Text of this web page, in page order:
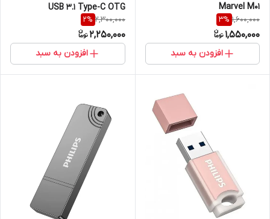
Marvel M01
1,600,000
3%
1,550,000
افزودن به سبد
USB 3.1 Type-C OTG
2,300,000
2%
2,250,000
افزودن به سبد